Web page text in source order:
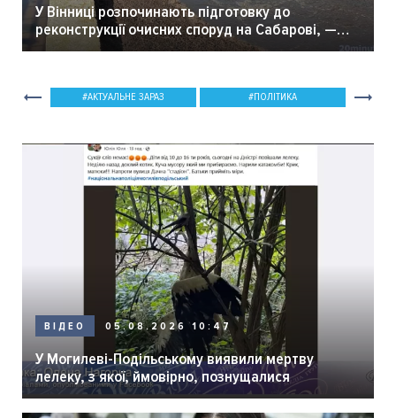
У Вінниці розпочинають підготовку до
реконструкції очисних споруд на Сабарові, —
мер Вінниці.
АКТУАЛЬНЕ ЗАРАЗ ПОЛІТИКА
ВІДЕО 05.08.2026 10:47
У Могилеві-Подільському виявили мертву
лелеку, з якої, ймовірно, познущалися